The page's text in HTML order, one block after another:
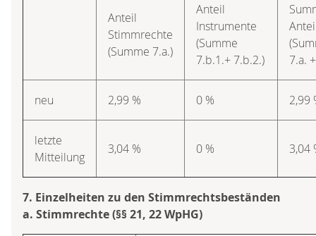
Anteil
Stimmrechte
(Summe 7.a.)
Anteil
Instrumente
(Summe
7.b.1.+ 7.b.2.)
7.a.
neu 2,99 % 0 % 2,99
letzte
Mitteilung
3,04 % 0 % 3,04
7. Einzelheiten zu den Stimmrechtsbeständen
a. Stimmrechte (§§ 21, 22 WpHG)